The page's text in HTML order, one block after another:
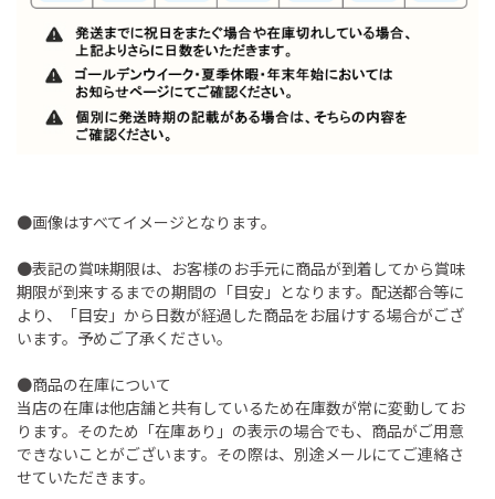
●画像はすべてイメージとなります。
●表記の賞味期限は、お客様のお手元に商品が到着してから賞味
期限が到来するまでの期間の「目安」となります。配送都合等に
より、「目安」から日数が経過した商品をお届けする場合がござ
います。予めご了承ください。
●商品の在庫について
当店の在庫は他店舗と共有しているため在庫数が常に変動してお
ります。そのため「在庫あり」の表示の場合でも、商品がご用意
できないことがございます。その際は、別途メールにてご連絡さ
せていただきます。